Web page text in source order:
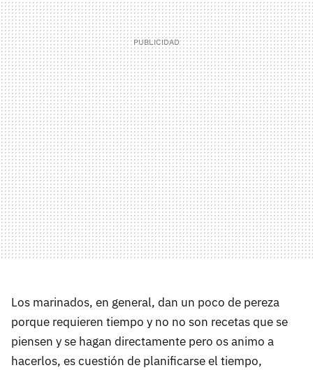
Los marinados, en general, dan un poco de pereza
porque requieren tiempo y no no son recetas que se
piensen y se hagan directamente pero os animo a
hacerlos, es cuestión de planificarse el tiempo,